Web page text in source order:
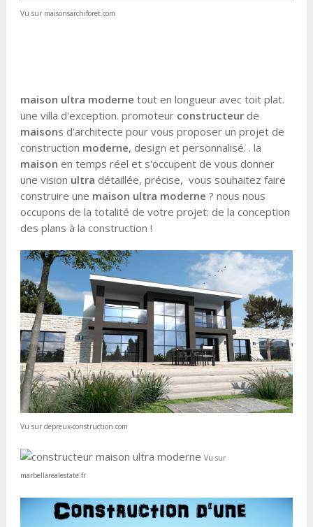
Vu sur maisonsarchiforet.com
maison ultra moderne tout en longueur avec toit plat.
une villa d'exception. promoteur constructeurde
maisons d'architecte pour vous proposer un projet de
construction moderne, design et personnalisé. . la
maison en temps réel et s'occupent de vous donner
une vision ultra détaillée, précise, vous souhaitez faire
construire une maison ultra moderne ? nous nous
occupons de la totalité de votre projet: de la conception
des plans à la construction !
Vu sur depreux-construction.com
Vu sur
marbellarealestate.fr